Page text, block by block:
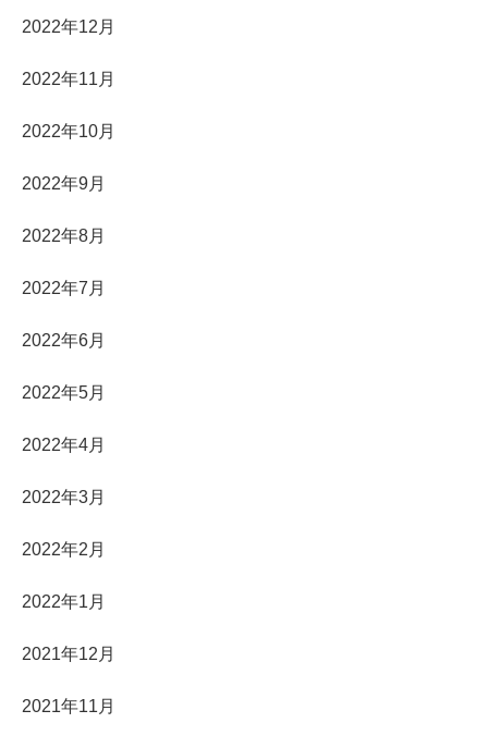
2022年12月
2022年11月
2022年10月
2022年9月
2022年8月
2022年7月
2022年6月
2022年5月
2022年4月
2022年3月
2022年2月
2022年1月
2021年12月
2021年11月